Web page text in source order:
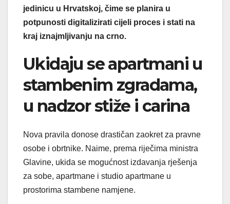
jedinicu u Hrvatskoj, čime se planira u
potpunosti digitalizirati cijeli proces i stati na
kraj iznajmljivanju na crno.
Ukidaju se apartmani u
stambenim zgradama,
u nadzor stiže i carina
Nova pravila donose drastičan zaokret za pravne
osobe i obrtnike. Naime, prema riječima ministra
Glavine, ukida se mogućnost izdavanja rješenja
za sobe, apartmane i studio apartmane u
prostorima stambene namjene.